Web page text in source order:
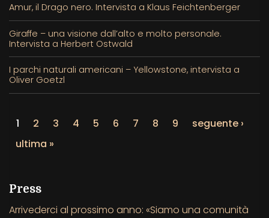
Amur, il Drago nero. Intervista a Klaus Feichtenberger
Giraffe – una visione dall’alto e molto personale.
Intervista a Herbert Ostwald
I parchi naturali americani – Yellowstone, intervista a
Oliver Goetzl
1 2 3 4 5 6 7 8 9
seguente ›
ultima »
Press
Arrivederci al prossimo anno: «Siamo una comunità